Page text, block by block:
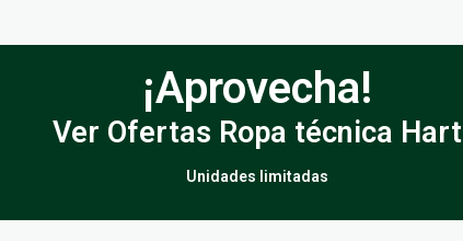
¡Aprovecha!
Ver Ofertas Ropa técnica Hart
Unidades limitadas